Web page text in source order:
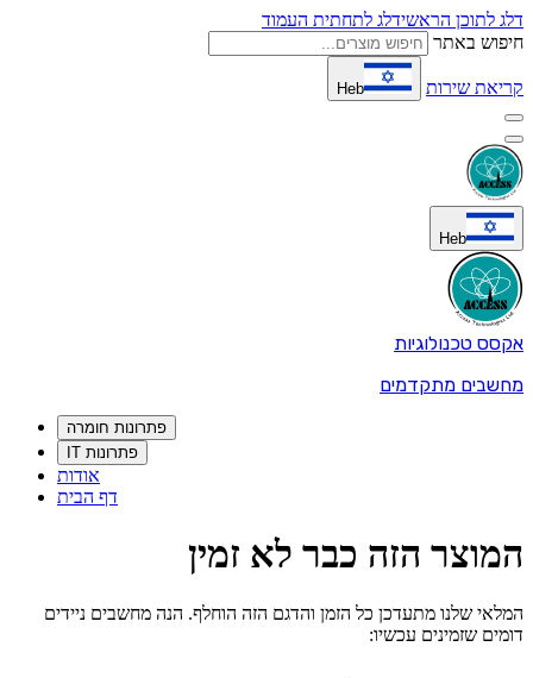
דלג לתוכן הראשידלג לתחתית העמוד
חיפוש באתר
קריאת שירות Heb
Heb
אקסס טכנולוגיות
מחשבים מתקדמים
פתרונות חומרה
פתרונות IT
אודות
דף הבית
המוצר הזה כבר לא זמין
המלאי שלנו מתעדכן כל הזמן והדגם הזה הוחלף. הנה מחשבים ניידים
דומים שזמינים עכשיו: